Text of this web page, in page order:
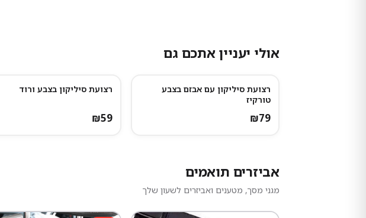
אולי יעניין אתכם גם
רצועת סיליקון עם אבזם בצבע
טורקיז
₪79
רצועת סיליקון בצבע ורוד
₪59
אביזרים תואמים
מגני מסך, מטענים ואביזרים לשעון שלך